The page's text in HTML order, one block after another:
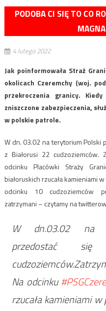
PODOBA CI SIĘ TO CO
4 lutego 2022
Jak poinformowała Straż
okolicach Czeremchy (woj.
przekroczenia granicy.
zniszczone zabezpieczenia,
w polskie patrole.
W dn. 03.02 na terytorium Polski
z Białorusi 22 cudzoziemców.
odcinku Placówki Straży
białoruskich rzucała kamieniami
odcinku 10 cudzoziemców
zatrzymani – czytamy na
W dn.03.02 na
przedostać
Na odcinku
rzucała kamieniami